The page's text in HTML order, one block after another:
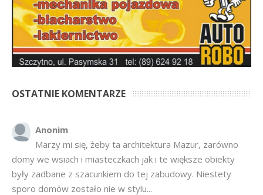
OSTATNIE KOMENTARZE
Anonim
Marzy mi się, żeby ta architektura Mazur, zarówno
domy we wsiach i miasteczkach jak i te większe obiekty
były zadbane z szacunkiem do tej zabudowy. Niestety
sporo domów zostało nie w stylu...